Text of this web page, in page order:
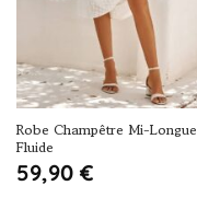
Robe Champêtre Mi-Longue
Fluide
59,90 €